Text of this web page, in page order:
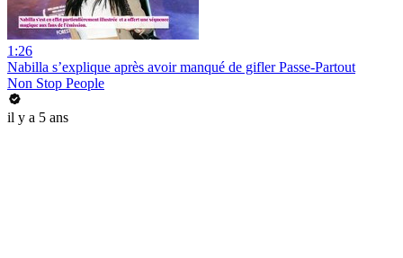
1:26
Nabilla s’explique après avoir manqué de gifler Passe-Partout
Non Stop People
il y a 5 ans